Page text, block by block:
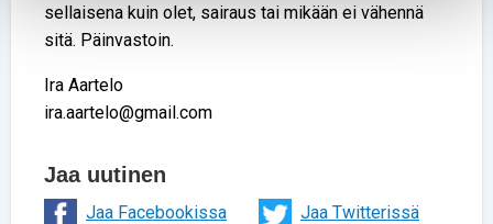
sellaisena kuin olet, sairaus tai mikään ei vähennä
sitä. Päinvastoin.
Ira Aartelo
ira.aartelo@gmail.com
Jaa uutinen
Jaa Facebookissa
Jaa Twitterissä